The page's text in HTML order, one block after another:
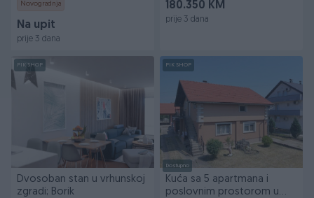
Novogradnja
Na upit
prije 3 dana
180.350 KM
prije 3 dana
PIK SHOP
Dvosoban stan u vrhunskoj
zgradi; Borik
PIK SHOP
Dostupno
Kuća sa 5 apartmana i
poslovnim prostorom u